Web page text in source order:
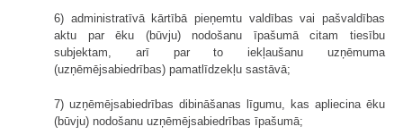
6) administratīvā kārtībā pieņemtu valdības vai pašvaldības
aktu par ēku (būvju) nodošanu īpašumā citam tiesību
subjektam, arī par to iekļaušanu uzņēmuma
(uzņēmējsabiedrības) pamatlīdzekļu sastāvā;
7) uzņēmējsabiedrības dibināšanas līgumu, kas apliecina ēku
(būvju) nodošanu uzņēmējsabiedrības īpašumā;